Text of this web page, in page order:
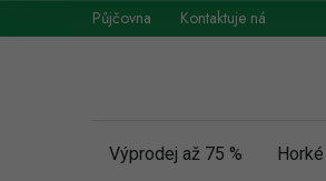
na
Půjčovna Kontaktuje nás
Výprodej až 75 %